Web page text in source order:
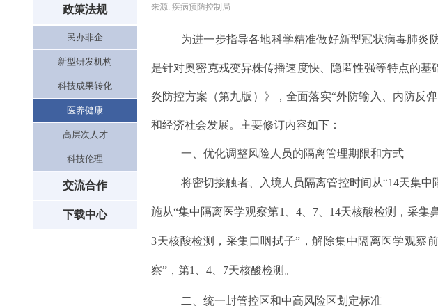
政策法规
民办非企
新型研发机构
科技成果转化
医养健康
高层次人才
科技伦理
交流合作
下载中心
来源: 疾病预防控制局
为进一步指导各地科学精准做好新型冠状病毒肺炎
是针对奥密克戎变异株传播速度快、隐匿性强等特点的
炎防控方案（第九版）》，全面落实“外防输入、内防反
和经济社会发展。主要修订内容如下：
一、优化调整风险人员的隔离管理期限和方式
将密切接触者、入境人员隔离管控时间从“14天集
施从“集中隔离医学观察第1、4、7、14天核酸检测，采
3天核酸检测，采集口咽拭子”，解除集中隔离医学观察
察”，第1、4、7天核酸检测。
二、统一封管控区和中高风险区划定标准